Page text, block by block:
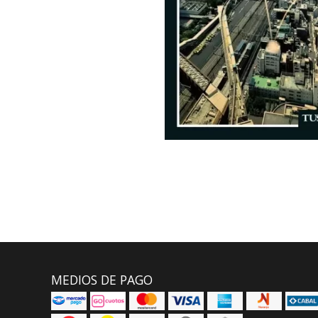
MEDIOS DE PAGO